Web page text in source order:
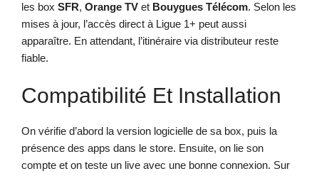
les box SFR, Orange TV et Bouygues Télécom. Selon les
mises à jour, l’accès direct à Ligue 1+ peut aussi
apparaître. En attendant, l’itinéraire via distributeur reste
fiable.
Compatibilité Et Installation
On vérifie d’abord la version logicielle de sa box, puis la
présence des apps dans le store. Ensuite, on lie son
compte et on teste un live avec une bonne connexion. Sur